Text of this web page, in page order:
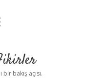
bakış açısı.